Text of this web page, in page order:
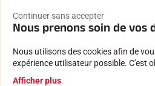
LES ATHLÈTES
L'ENGAGEMENT RSE
Suivez-nous sur
Continuer sans accepter
Nous prenons soin de vos
Nous utilisons des cookies afin de
expérience utilisateur possible. C'est
Afficher plus